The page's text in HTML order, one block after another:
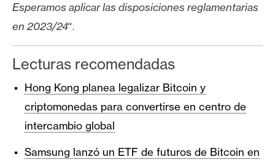
Esperamos aplicar las disposiciones reglamentarias
en 2023/24“.
Lecturas recomendadas
Hong Kong planea legalizar Bitcoin y
criptomonedas para convertirse en centro de
intercambio global
Samsung lanzó un ETF de futuros de Bitcoin en